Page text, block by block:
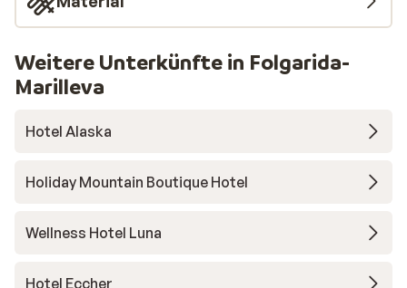
Weitere Unterkünfte in Folgarida-
Marilleva
Hotel Alaska
Holiday Mountain Boutique Hotel
Wellness Hotel Luna
Hotel Eccher